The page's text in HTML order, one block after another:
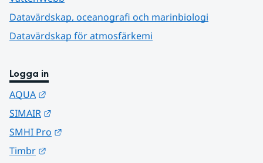
Datavärdskap, oceanografi och marinbiologi
Datavärdskap för atmosfärkemi
Logga in
AQUA
SIMAIR
SMHI Pro
Timbr